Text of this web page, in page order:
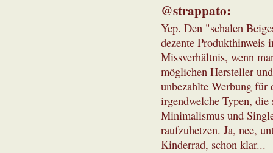
@strappato:
Yep. Den "schalen
dezente Produkthinweis
Missverhältnis, wenn
möglichen Hersteller
unbezahlte Werbung für
irgendwelche Typen,
Minimalismus und
raufzuhetzen. Ja, nee,
Kinderrad, schon klar...